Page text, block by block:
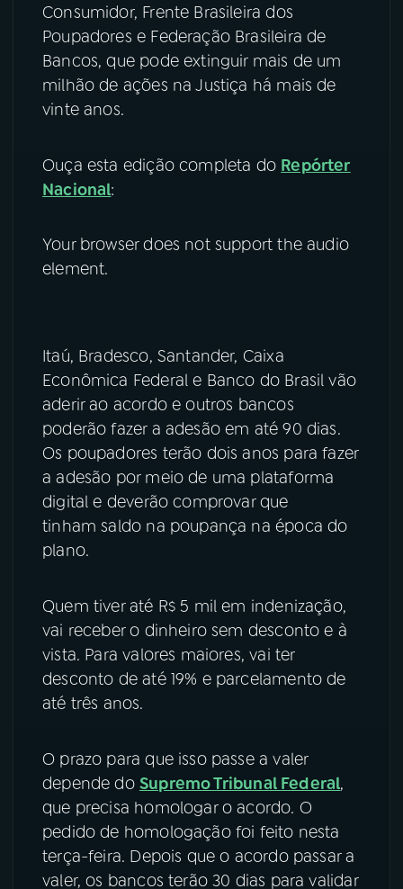
Consumidor, Frente Brasileira dos
Poupadores e Federação Brasileira de
Bancos, que pode extinguir mais de um
milhão de ações na Justiça há mais de
vinte anos.
Ouça esta edição completa do Repórter
Nacional:
Your browser does not support the audio
element.
Itaú, Bradesco, Santander, Caixa
Econômica Federal e Banco do Brasil vão
aderir ao acordo e outros bancos
poderão fazer a adesão em até 90 dias.
Os poupadores terão dois anos para fazer
a adesão por meio de uma plataforma
digital e deverão comprovar que
tinham saldo na poupança na época do
plano.
Quem tiver até R$ 5 mil em indenização,
vai receber o dinheiro sem desconto e à
vista. Para valores maiores, vai ter
desconto de até 19% e parcelamento de
até três anos.
O prazo para que isso passe a valer
depende do Supremo Tribunal Federal,
que precisa homologar o acordo. O
pedido de homologação foi feito nesta
terça-feira. Depois que o acordo passar a
valer, os bancos terão 30 dias para validar